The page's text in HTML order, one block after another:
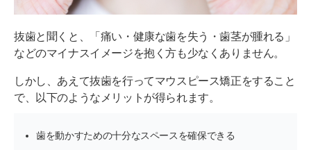
抜歯と聞くと、「痛い・健康な歯を失う・歯茎が腫れる」
などのマイナスイメージを抱く方も少なくありません。
しかし、あえて抜歯を行ってマウスピース矯正をすること
で、以下のようなメリットが得られます。
歯を動かすための十分なスペースを確保できる